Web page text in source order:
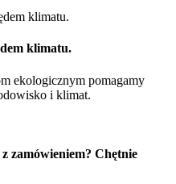
klimatu.
ekologicznym pomagamy
i klimat.
zamówieniem? Chętnie